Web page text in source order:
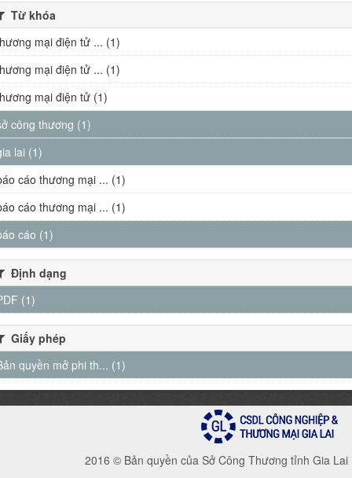
Từ khóa
mại điện tử ... (1)
mại điện tử ... (1)
mại điện tử (1)
công thương (1)
lai (1)
cáo thương mại ... (1)
cáo thương mại ... (1)
cáo (1)
Định dạng
(1)
Giấy phép
quyền mở phi th... (1)
2016 © Bản quyền của Sở Công Thương tỉnh Gia Lai